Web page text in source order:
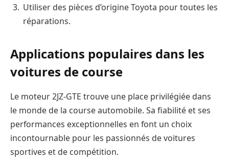
Utiliser des pièces d’origine Toyota pour toutes les
réparations.
Applications populaires dans les
voitures de course
Le moteur 2JZ-GTE trouve une place privilégiée dans
le monde de la course automobile. Sa fiabilité et ses
performances exceptionnelles en font un choix
incontournable pour les passionnés de voitures
sportives et de compétition.